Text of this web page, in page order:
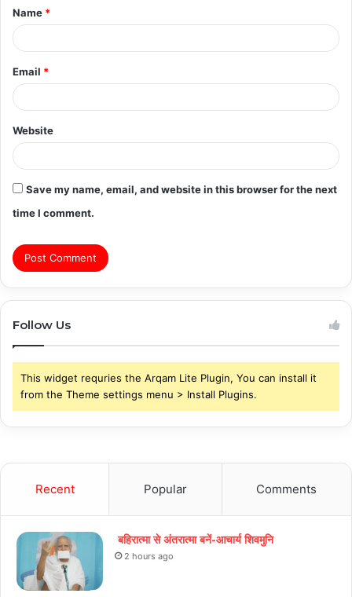
*
Name *
Email *
Website
Save my name, email, and website in this browser for the next
time I comment.
Follow Us
This widget requries the Arqam Lite Plugin, You can install it
from the Theme settings menu > Install Plugins.
Recent Popular Comments
बहिरात्मा से अंतरात्मा बनें-आचार्य शिवमुनि
2 hours ago